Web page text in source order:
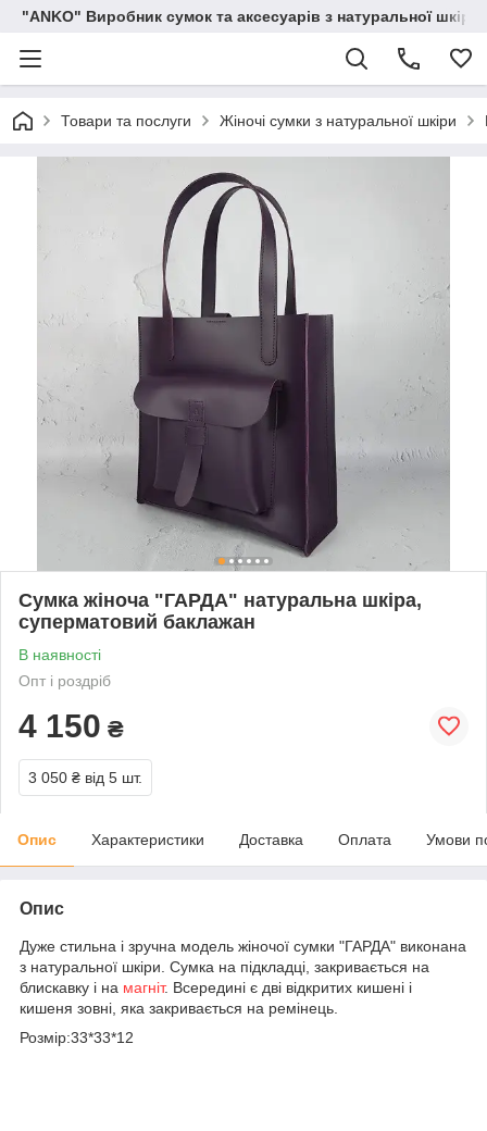
"ANKO" Виробник сумок та аксесуарів з натуральної шкіри.
Товари та послуги Жіночі сумки з натуральної шкіри
Сумка жіноча "ГАРДА" натуральна шкіра,
суперматовий баклажан
В наявності
Опт і роздріб
4 150 ₴
3 050 ₴ від 5 шт.
Опис Характеристики Доставка Оплата Умови
Опис
Дуже стильна і зручна модель жіночої сумки "ГАРДА" виконана
з натуральної шкіри. Сумка на підкладці, закривається на
блискавку і на магніт. Всередині є дві відкритих кишені і
кишеня зовні, яка закривається на ремінець.
Розмір:33*33*12